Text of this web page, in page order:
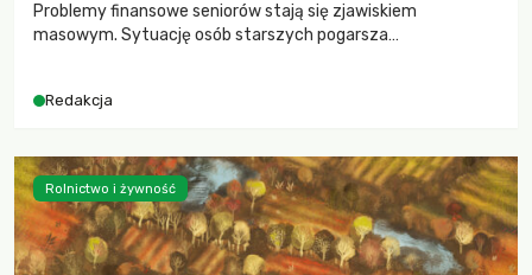
Problemy finansowe seniorów stają się zjawiskiem
masowym. Sytuację osób starszych pogarsza
Redakcja
Rolnictwo i żywność